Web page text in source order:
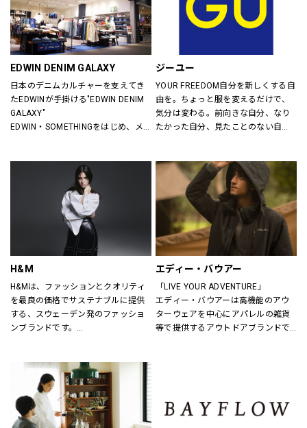
EDWIN DENIM GALAXY
日本のデニムカルチャーを支えてき
たEDWINが手掛ける"EDWIN DENIM
GALAXY"
EDWIN・SOMETHINGをはじめ、メ
レンドアイテムまで豊富なランナッ
プを取り揃えます。
ジーユー
YOUR FREEDOM自分を新しくする自
由を。ちょっと服を変えるだけで、
気分は変わる。前向きな自分、なり
たかった自分、見たことのない自
いまの気分で、もっと自由に。GU
は、自由。
H&M
H&Mは、ファッションとクオリティ
を最良の価格でサステナブルに提供
する、スウェーデン発のファッショ
ンブランドです。
さまをお迎えしています。
H&Mお問い合わせ窓口:
https://lin.ee/k1gDN7M（LINEでの
お問い合わせ）
エディー・バウアー
「LIVE YOUR ADVENTURE」
エディー・バウアーは高機能のアウ
ターウェアを中心にアパレルの雑貨
等で提供するアウトドアブランドで
アウトドア・ライフスタルウェア等